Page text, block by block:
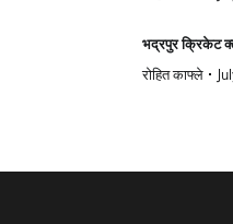
भद्रपुर क्रिकेट
रोहित काफ्ले